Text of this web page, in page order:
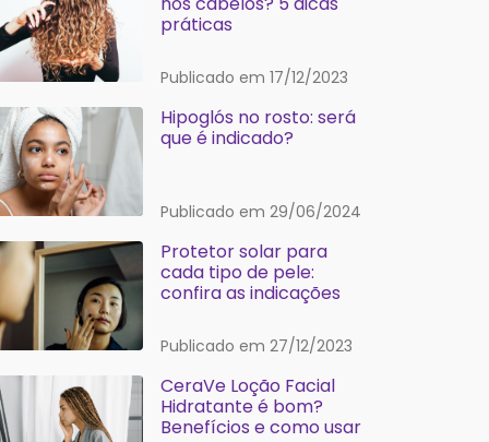
práticas
Publicado em 17/12/2023
Hipoglós no rosto: será
que é indicado?
Publicado em 29/06/2024
Protetor solar para
cada tipo de pele:
confira as indicações
Publicado em 27/12/2023
CeraVe Loção Facial
Hidratante é bom?
Benefícios e como usar